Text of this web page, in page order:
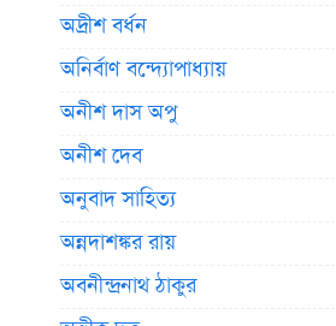
অদ্রীশ বর্ধন
অনির্বাণ বন্দ্যোপাধ্যায়
অনীশ দাস অপু
অনীশ দেব
অনুবাদ সাহিত্য
অন্নদাশঙ্কর রায়
অবনীন্দ্রনাথ ঠাকুর